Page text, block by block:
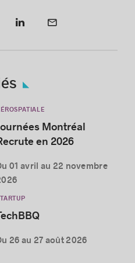
Montréal
en 2026
01 avril au 22 novembre
26 au 27 août 2026